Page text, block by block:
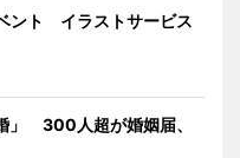
ント イラストサービス
」 300人超が婚姻届、